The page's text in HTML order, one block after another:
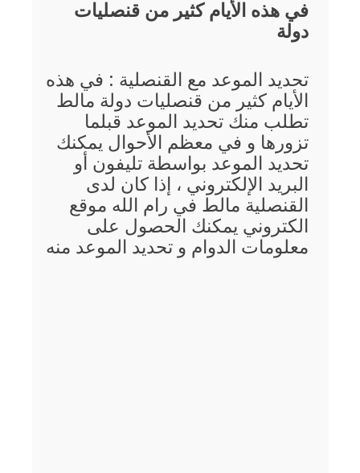
في هذه الأيام كثير من قنصليات
دولة
تحديد الموعد مع القنصلية : في هذه
الأيام كثير من قنصليات دولة مالط
تطلب منك تحديد الموعد قبلما
تزورها و في معظم الأحوال يمكنك
تحديد الموعد بواسطة تليفون أو
البريد الإلكتروني ، إذا كان لدى
القنصلية مالط في رام الله موقع
الكتروني يمكنك الحصول على
معلومات الدوام و تحديد الموعد منه